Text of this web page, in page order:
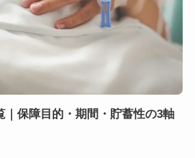
｜保障目的・期間・貯蓄性の3軸